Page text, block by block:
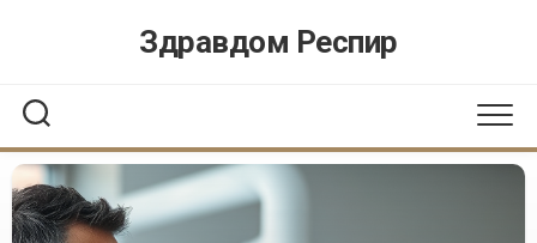
Здравдом Респир